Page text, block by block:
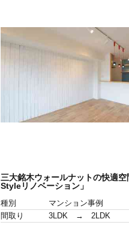
三大銘木ウォールナットの快適
Styleリノベーション」
種別
マンション事例
間取り
3LDK → 2LDK